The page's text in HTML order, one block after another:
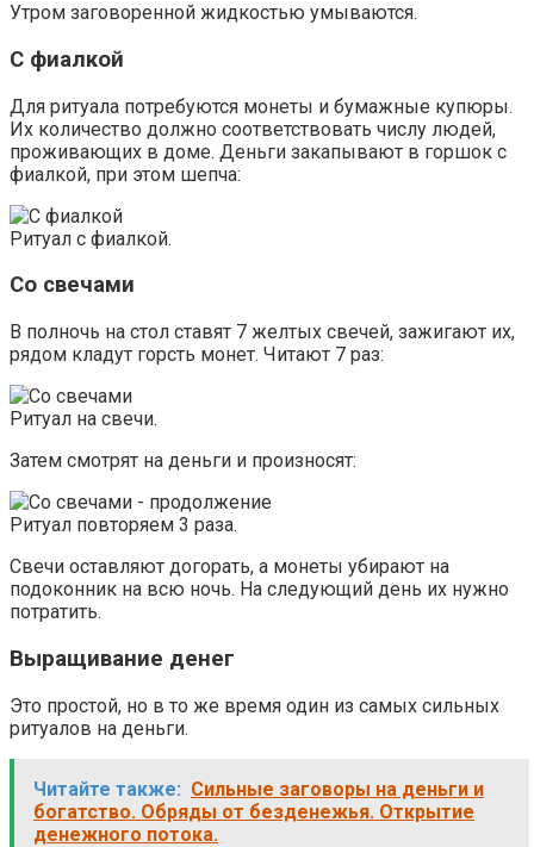
Утром заговоренной жидкостью умываются.
С фиалкой
Для ритуала потребуются монеты и бумажные купюры.
Их количество должно соответствовать числу людей,
проживающих в доме. Деньги закапывают в горшок с
фиалкой, при этом шепча:
Ритуал с фиалкой.
Со свечами
В полночь на стол ставят 7 желтых свечей, зажигают их,
рядом кладут горсть монет. Читают 7 раз:
Ритуал на свечи.
Затем смотрят на деньги и произносят:
Ритуал повторяем 3 раза.
Свечи оставляют догорать, а монеты убирают на
подоконник на всю ночь. На следующий день их нужно
потратить.
Выращивание денег
Это простой, но в то же время один из самых сильных
ритуалов на деньги.
Читайте также: Сильные заговоры на деньги и
богатство. Обряды от безденежья. Открытие
денежного потока.